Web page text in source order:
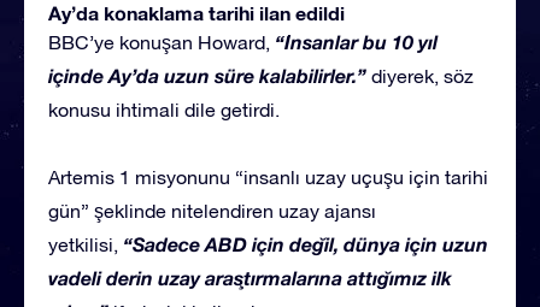
Ay’da konaklama tarihi ilan edildi
BBC’ye konuşan Howard, “İnsanlar bu 10 yıl
içinde Ay’da uzun süre kalabilirler.” diyerek, söz
konusu ihtimali dile getirdi.
Artemis 1 misyonunu “insanlı uzay uçuşu için tarihi
gün” şeklinde nitelendiren uzay ajansı
yetkilisi, “Sadece ABD için değil, dünya için uzun
vadeli derin uzay araştırmalarına attığımız ilk